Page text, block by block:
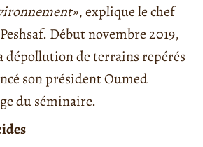
, explique le chef
Début novembre 2019,
dépollution de terrains repérés
son président Oumed
du séminaire.